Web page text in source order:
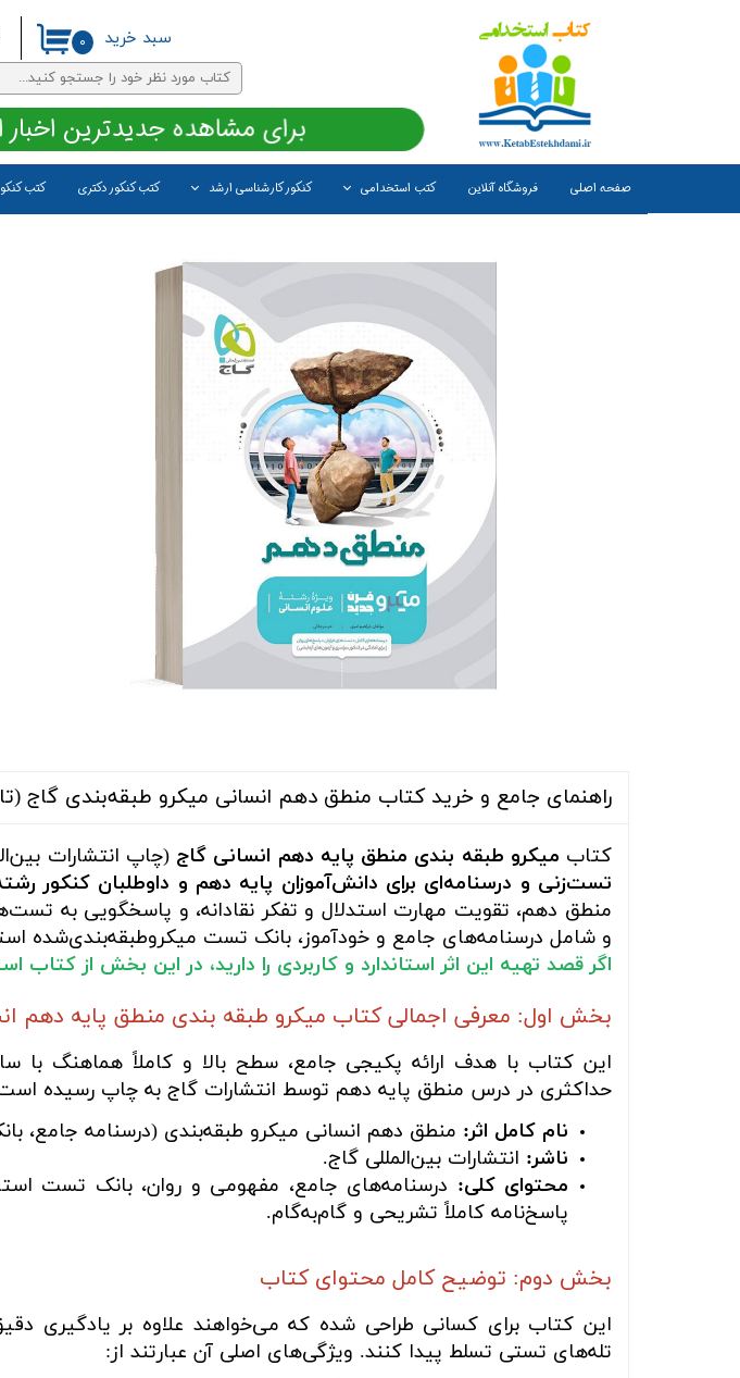
صفحه اصلی فروشگاه آنلاین کتب استخدامی کنکور کارشناسی ارشد کتب کنکور دکتری کتب
۰ سبد خرید
برای مشاهده جدیدترین
راهنمای جامع و خرید کتاب منطق دهم انسانی میکرو طبقه‌بندی گاج
کتاب میکرو طبقه بندی منطق پایه دهم انسانی گاج (چاپ انتشارات
تست‌زنی و درسنامه‌ای برای دانش‌آموزان پایه دهم و داوطلبان کنکور
منطق دهم، تقویت مهارت استدلال و تفکر نقادانه، و پاسخگویی به
و شامل درسنامه‌های جامع و خودآموز، بانک تست میکروطبقه‌بندی‌شده
اگر قصد تهیه این اثر استاندارد و کاربردی را دارید، در این بخش از کتاب
بخش اول: معرفی اجمالی کتاب میکرو طبقه بندی منطق پایه دهم
این کتاب با هدف ارائه پکیجی جامع، سطح بالا و کاملاً هماهنگ
حداکثری در درس منطق پایه دهم توسط انتشارات گاج به چاپ رسیده
نام کامل اثر: منطق دهم انسانی میکرو طبقه‌بندی (درسنامه جامع،
ناشر: انتشارات بین‌المللی گاج.
محتوای کلی: درسنامه‌های جامع، مفهومی و روان، بانک تست
پاسخ‌نامه کاملاً تشریحی و گام‌به‌گام.
بخش دوم: توضیح کامل محتوای کتاب
این کتاب برای کسانی طراحی شده که می‌خواهند علاوه بر یادگیری
تله‌های تستی تسلط پیدا کنند. ویژگی‌های اصلی آن عبارتند از: